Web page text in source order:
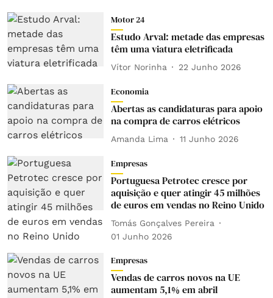
Motor 24
Estudo Arval: metade das empresas
têm uma viatura eletrificada
Vítor Norinha 22 Junho 2026
Economia
Abertas as candidaturas para apoio
na compra de carros elétricos
Amanda Lima 11 Junho 2026
Empresas
Portuguesa Petrotec cresce por
aquisição e quer atingir 45 milhões
de euros em vendas no Reino Unido
Tomás Gonçalves Pereira
01 Junho 2026
Empresas
Vendas de carros novos na UE
aumentam 5,1% em abril